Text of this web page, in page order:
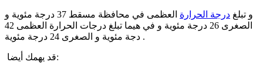
و تبلغ درجة الحرارة
العظمى في محافظة مسقط 37 درجة مئوية و
الصغرى 26 درجة مئوية و في هيما تبلغ درجات الحرارة العظمى 42
دجة مئوية و الصغرى 24 درجة مئوية .
قد يهمك أيضا: